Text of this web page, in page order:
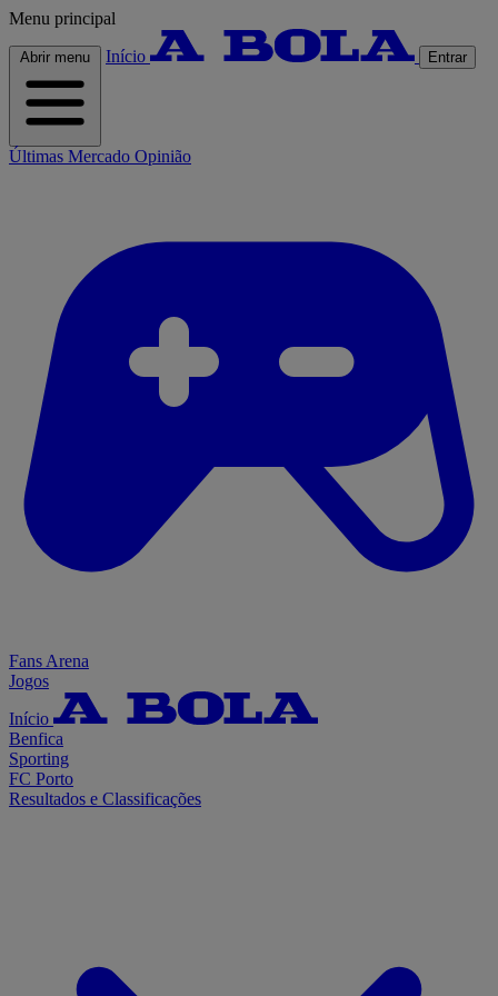
Menu principal
Abrir menu Início Entrar
Últimas Mercado Opinião
Fans Arena
Jogos
Início
Benfica
Sporting
FC Porto
Resultados e Classificações